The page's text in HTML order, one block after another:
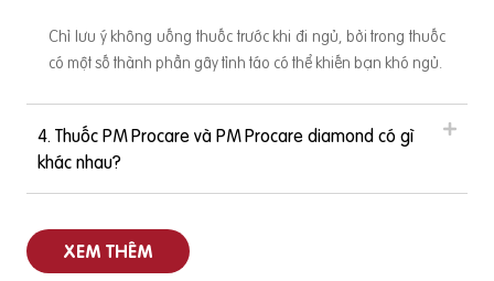
Chỉ lưu ý không uống thuốc trước khi đi ngủ, bởi trong thuốc
có một số thành phần gây tỉnh táo có thể khiến bạn khó ngủ.
4. Thuốc PM Procare và PM Procare diamond có gì
khác nhau?
XEM THÊM